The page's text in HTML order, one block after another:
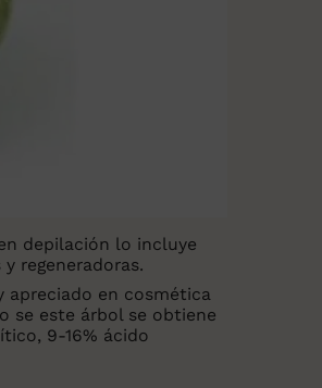
depilación lo incluye
regeneradoras.
apreciado en cosmética
se este árbol se obtiene
9-16% ácido